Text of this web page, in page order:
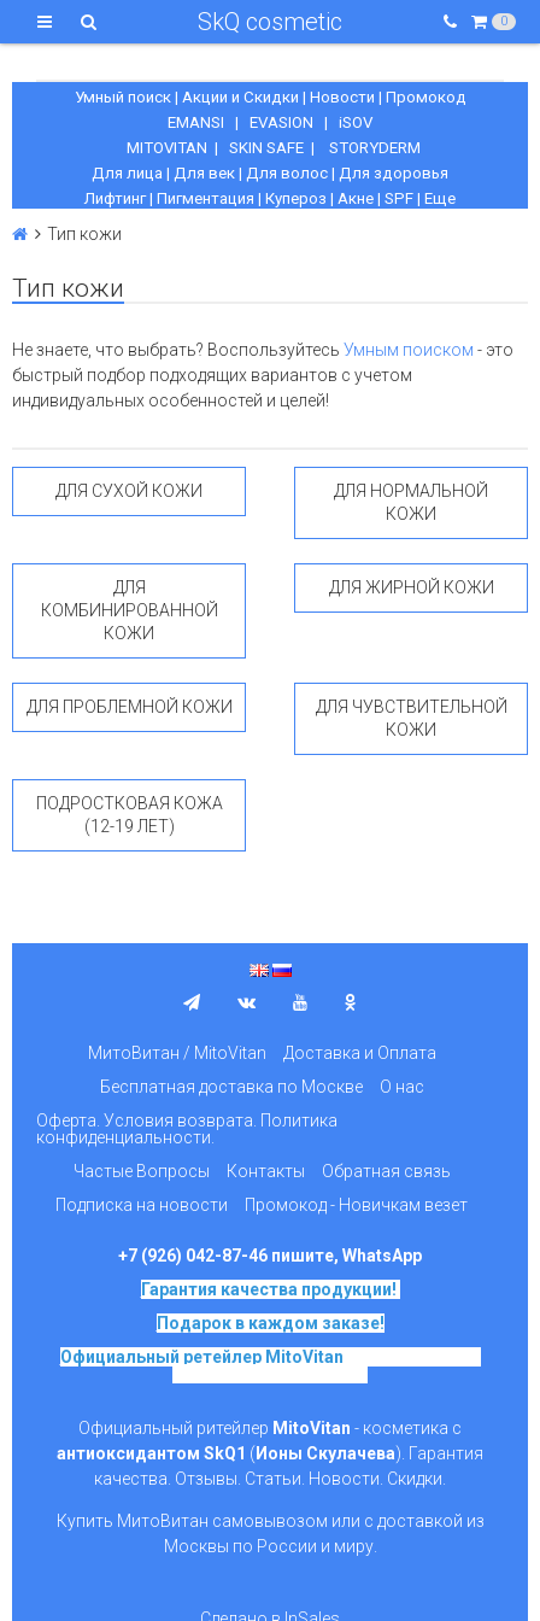
SkQ cosmetic 0
Умный поиск| Акции и Скидки | Новости | Промокод
EMANSI | EVASION | iSOV
MITOVITAN | SKIN SAFE | STORYDERM
Для лица | Для век | Для волос | Для здоровья
Лифтинг| Пигментация | Купероз | Акне | SPF | Еще
Тип кожи
Тип кожи
Не знаете, что выбрать? Воспользуйтесь Умным поиском - это
быстрый подбор подходящих вариантов с учетом
индивидуальных особенностей и целей!
ДЛЯ СУХОЙ КОЖИ
ДЛЯ НОРМАЛЬНОЙ
КОЖИ
ДЛЯ
КОМБИНИРОВАННОЙ
КОЖИ
ДЛЯ ЖИРНОЙ КОЖИ
ДЛЯ ПРОБЛЕМНОЙ КОЖИ
ДЛЯ ЧУВСТВИТЕЛЬНОЙ
КОЖИ
ПОДРОСТКОВАЯ КОЖА
(12-19 ЛЕТ)
МитоВитан / MitoVitan
Доставка и Оплата
Бесплатная доставка по Москве
О нас
Оферта. Условия возврата. Политика
конфиденциальности.
Частые Вопросы
Контакты
Обратная связь
Подписка на новости
Промокод - Новичкам везет
+7 (926) 042-87-46 пишите, WhatsApp
Гарантия качества продукции!
Подарок в каждом заказе!
Официальный ретейлер MitoVitan
Официальный ритейлер MitoVitan - косметика с
антиоксидантом SkQ1 ( Ионы Скулачева). Гарантия
качества. Отзывы. Статьи. Новости. Скидки.
Купить МитоВитан самовывозом или с доставкой из
Москвы по России и миру.